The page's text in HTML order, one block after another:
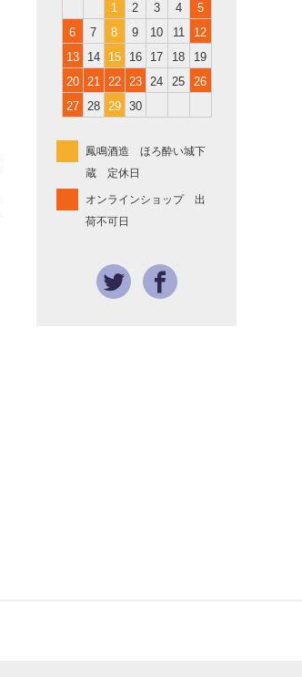
1 2 3 4
5
6
7 8 9 10 11
12
13
14 15 16 17 18
19
20
21 22 23 24 25
26
27
28 29 30
鳳鳴酒造 ほろ酔い城下
蔵 定休日
オンラインショップ 出
荷不可日